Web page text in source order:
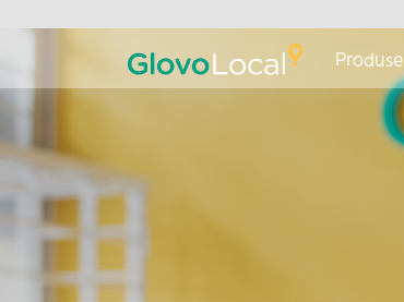
Produse